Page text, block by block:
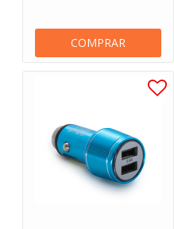
COMPRAR